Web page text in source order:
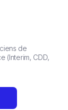
de
(Interim, CDD,